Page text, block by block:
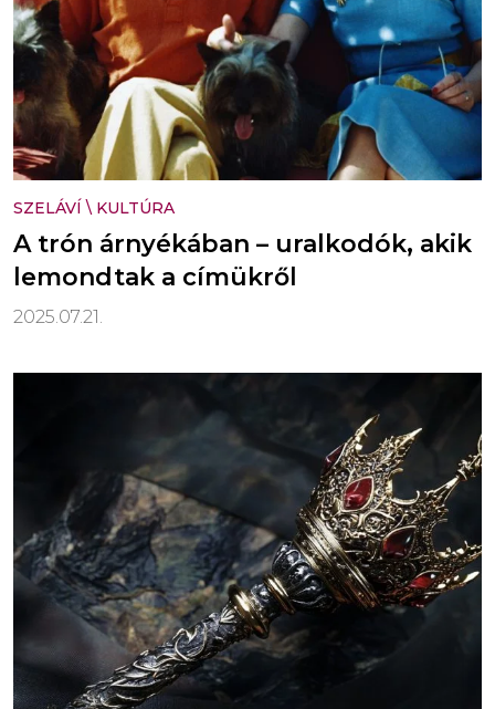
SZELÁVÍ \ KULTÚRA
A trón árnyékában – uralkodók, akik
lemondtak a címükről
2025.07.21.